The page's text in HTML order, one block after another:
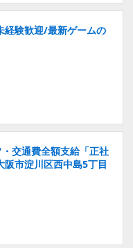
経験歓迎/最新ゲームの
交通費全額支給「正社
市淀川区西中島5丁目